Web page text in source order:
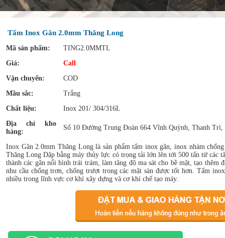
Tấm Inox Gân 2.0mm Thăng Long
Mã sản phẩm:
TING2.0MMTL
Giá:
Call
Vận chuyển:
COD
Mầu sắc:
Trắng
Chất liệu:
Inox 201/ 304/316L
Địa chỉ kho
hàng:
Số 10 Đường Trung Đoàn 664 Vĩnh Quỳnh, Thanh Trì,
Inox Gân 2.0mm Thăng Long là sản phẩm tấm inox gân, inox nhám
Thăng Long Dập bằng máy thủy lực có trọng tải lớn lên tới 500 tấn từ các
thành các gân nổi hình trái trám, làm tăng độ ma sát cho bề mặt, tạo thêm
nhu cầu chống trơn, chống trượt trong các mặt sàn được tốt hơn. Tấm
nhiều trong lĩnh vực cơ khí xây dựng và cơ khí chế tạo máy.